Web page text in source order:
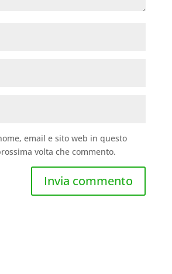
email e sito web in questo
volta che commento.